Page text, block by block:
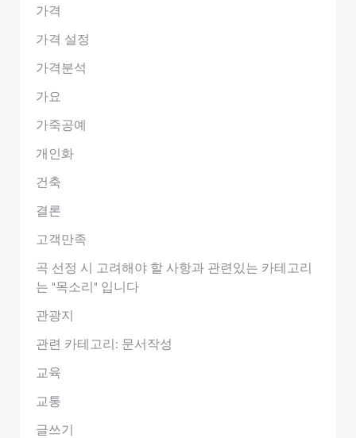
가격
가격 설정
가격분석
가요
가죽공예
개인화
건축
결론
고객만족
곡 선정 시 고려해야 할 사항과 관련있는 카테고리
는 "목소리" 입니다
관광지
관련 카테고리: 문서작성
교육
교통
글쓰기